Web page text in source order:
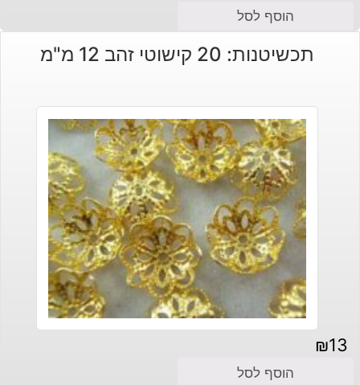
הוסף לסל
תכשיטנות: 20 קישוטי זהב 12 מ"מ
₪13
הוסף לסל